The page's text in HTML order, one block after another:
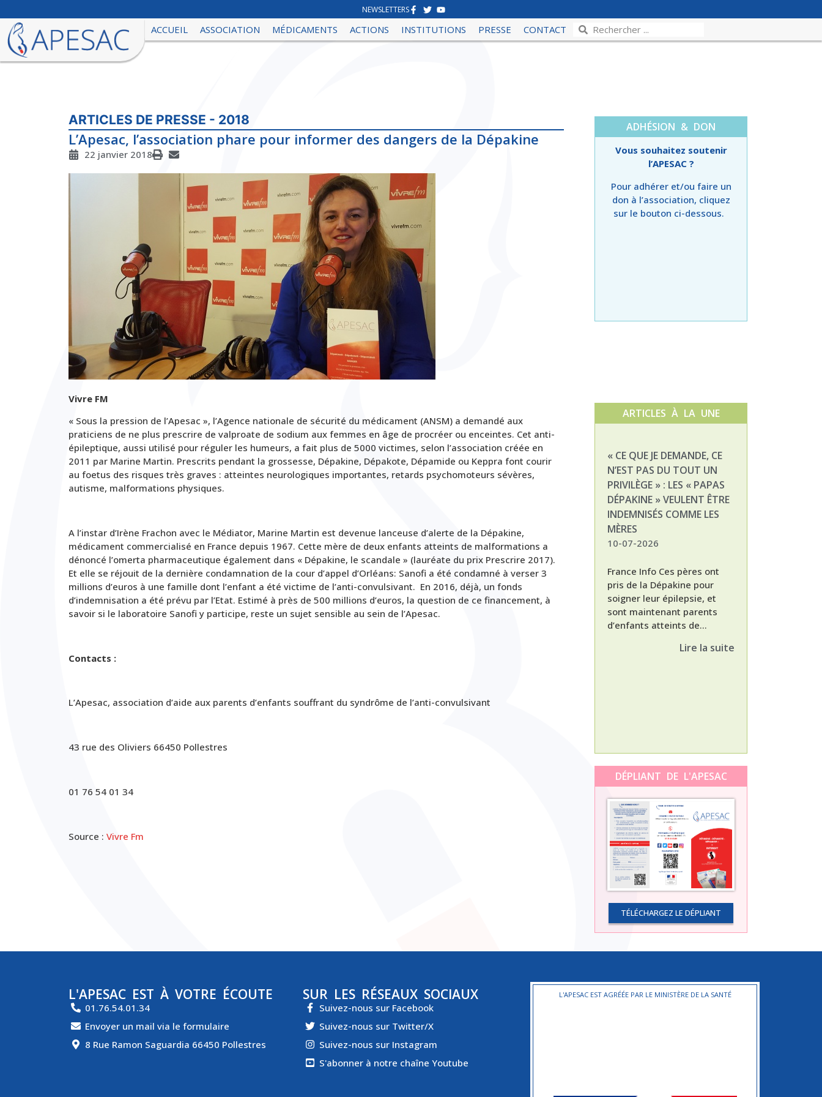
NEWSLETTERS
ACCUEIL ASSOCIATION MÉDICAMENTS ACTIONS INSTITUTIONS PRESSE CONTACT
ARTICLES DE PRESSE - 2018
L’Apesac, l’association phare pour informer des dangers de la Dépakine
22 janvier 2018
Vivre FM
« Sous la pression de l’Apesac », l’Agence nationale de sécurité du médicament (ANSM) a demandé aux
praticiens de ne plus prescrire de valproate de sodium aux femmes en âge de procréer ou enceintes. Cet anti-
épileptique, aussi utilisé pour réguler les humeurs, a fait plus de 5000 victimes, selon l’association créée en
2011 par Marine Martin. Prescrits pendant la grossesse, Dépakine, Dépakote, Dépamide ou Keppra font courir
au foetus des risques très graves : atteintes neurologiques importantes, retards psychomoteurs sévères,
autisme, malformations physiques.
A l’instar d’Irène Frachon avec le Médiator, Marine Martin est devenue lanceuse d’alerte de la Dépakine,
médicament commercialisé en France depuis 1967. Cette mère de deux enfants atteints de malformations a
dénoncé l’omerta pharmaceutique également dans « Dépakine, le scandale » (lauréate du prix Prescrire 2017).
Et elle se réjouit de la dernière condamnation de la cour d’appel d’Orléans: Sanofi a été condamné à verser 3
millions d’euros à une famille dont l’enfant a été victime de l’anti-convulsivant. En 2016, déjà, un fonds
d’indemnisation a été prévu par l’Etat. Estimé à près de 500 millions d’euros, la question de ce financement, à
savoir si le laboratoire Sanofi y participe, reste un sujet sensible au sein de l’Apesac.
Contacts :
L’Apesac, association d’aide aux parents d’enfants souffrant du syndrôme de l’anti-convulsivant
43 rue des Oliviers 66450 Pollestres
01 76 54 01 34
Source : Vivre Fm
ADHÉSION & DON
Vous souhaitez soutenir
l’APESAC ?
Pour adhérer et/ou faire un
don à l’association, cliquez
sur le bouton ci-dessous.
ARTICLES À LA UNE
« CE QUE JE DEMANDE, CE
N’EST PAS DU TOUT UN
PRIVILÈGE » : LES « PAPAS
DÉPAKINE » VEULENT ÊTRE
INDEMNISÉS COMME LES
MÈRES
10-07-2026
France Info Ces pères ont
pris de la Dépakine pour
soigner leur épilepsie, et
sont maintenant parents
d’enfants atteints de...
Lire la suite
DÉPLIANT DE L'APESAC
TÉLÉCHARGEZ LE DÉPLIANT
L'APESAC EST À VOTRE ÉCOUTE
01.76.54.01.34
Envoyer un mail via le formulaire
8 Rue Ramon Saguardia 66450 Pollestres
SUR LES RÉSEAUX SOCIAUX
Suivez-nous sur Facebook
Suivez-nous sur Twitter/X
Suivez-nous sur Instagram
S'abonner à notre chaîne Youtube
L'APESAC EST AGRÉÉE PAR LE MINISTÈRE DE LA SANTÉ